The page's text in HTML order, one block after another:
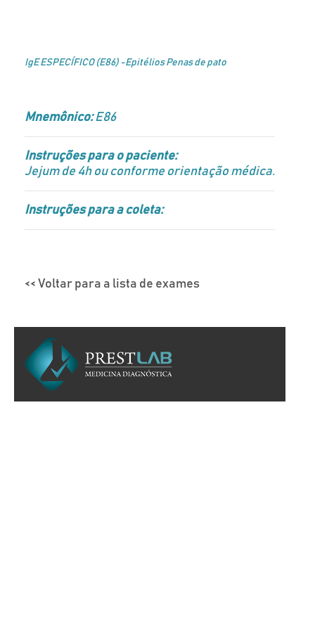
IgE ESPECÍFICO (E86) -Epitélios Penas de pato
Mnemônico:E86
Instruções para o paciente:
Jejum de 4h ou conforme orientação médica.
Instruções para a coleta:
<< Voltar para a lista de exames